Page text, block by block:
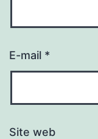
E-mail *
Site web